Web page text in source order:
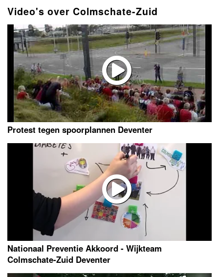
Video's over Colmschate-Zuid
Protest tegen spoorplannen Deventer
Nationaal Preventie Akkoord - Wijkteam
Colmschate-Zuid Deventer